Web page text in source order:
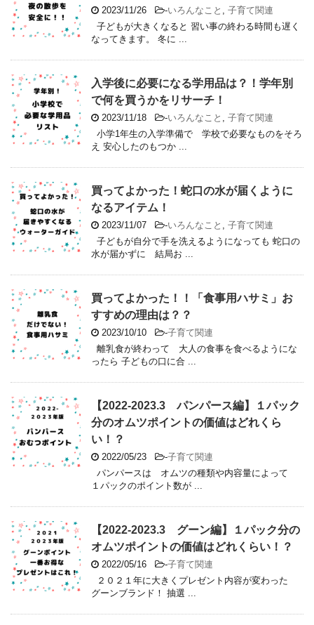
2023/11/26 -いろんなこと , 子育て関連
子どもが大きくなると 習い事の終わる時間も遅く
なってきます。 冬に ...
入学後に必要になる学用品は？！学年別
で何を買うかをリサーチ！
2023/11/18 -いろんなこと , 子育て関連
小学1年生の入学準備で 学校で必要なものをそろ
え 安心したのもつか ...
買ってよかった！蛇口の水が届くように
なるアイテム！
2023/11/07 -いろんなこと , 子育て関連
子どもが自分で手を洗えるようになっても 蛇口の
水が届かずに 結局お ...
買ってよかった！！「食事用ハサミ」お
すすめの理由は？？
2023/10/10 -子育て関連
離乳食が終わって 大人の食事を食べるようにな
ったら 子どもの口に合 ...
【2022-2023.3 パンパース編】１パック
分のオムツポイントの価値はどれくら
い！？
2022/05/23 -子育て関連
パンパースは オムツの種類や内容量によって
１パックのポイント数が ...
【2022-2023.3 グーン編】１パック分の
オムツポイントの価値はどれくらい！？
2022/05/16 -子育て関連
２０２１年に大きくプレゼント内容が変わった
グーンブランド！ 抽選 ...